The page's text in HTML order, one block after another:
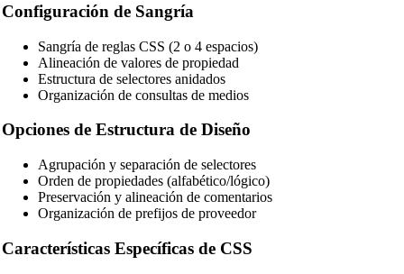
Configuración de Sangría
Sangría de reglas CSS (2 o 4 espacios)
Alineación de valores de propiedad
Estructura de selectores anidados
Organización de consultas de medios
Opciones de Estructura de Diseño
Agrupación y separación de selectores
Orden de propiedades (alfabético/lógico)
Preservación y alineación de comentarios
Organización de prefijos de proveedor
Características Específicas de CSS